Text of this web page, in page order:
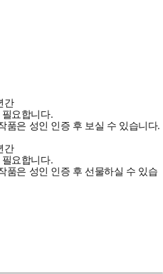
간
요합니다.
품은 성인 인증 후 보실 수 있습니다.
간
요합니다.
품은 성인 인증 후 선물하실 수 있습